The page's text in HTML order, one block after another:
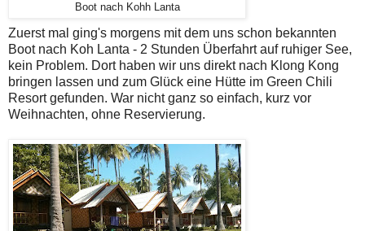
Boot nach Kohh Lanta
Zuerst mal ging's morgens mit dem uns schon bekannten
Boot nach Koh Lanta - 2 Stunden Überfahrt auf ruhiger See,
kein Problem. Dort haben wir uns direkt nach Klong Kong
bringen lassen und zum Glück eine Hütte im Green Chili
Resort gefunden. War nicht ganz so einfach, kurz vor
Weihnachten, ohne Reservierung.